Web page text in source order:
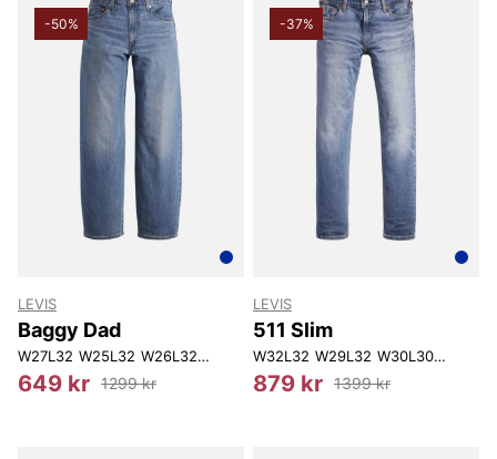
-50%
LEVIS
Baggy Dad
W27L32 W25L32 W26L32 W27L34 W28L32 W28L34 W29L32
649 kr 1299 kr
-37%
LEVIS
511 Slim
W32L32 W29L32 W30L30 W30L32
879 kr 1399 kr